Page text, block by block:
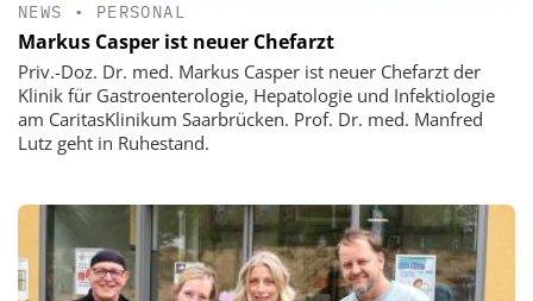
NEWS • PERSONAL
Markus Casper ist neuer Chefarzt
Priv.-Doz. Dr. med. Markus Casper ist neuer Chefarzt der
Klinik für Gastroenterologie, Hepatologie und Infektiologie
am CaritasKlinikum Saarbrücken. Prof. Dr. med. Manfred
Lutz geht in Ruhestand.